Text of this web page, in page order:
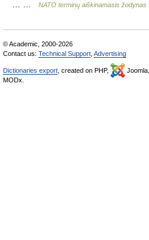
NATO terminų aiškinamasis žodynas
© Academic, 2000-2026
Contact us: Technical Support Advertising
Dictionaries export , created on PHP, Joomla,
MODx.